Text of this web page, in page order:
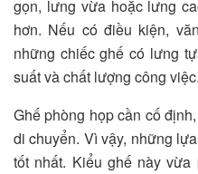
gọn, lưng vừa hoặc lưng
hơn. Nếu có điều kiện,
những chiếc ghế có lưng
suất và chất lượng công việc.
Ghế phòng họp cần cố
di chuyển. Vì vậy, những
tốt nhất. Kiểu ghế này